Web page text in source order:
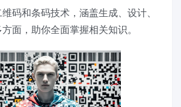
码和条码技术，涵盖生成、设计、
面，助你全面掌握相关知识。